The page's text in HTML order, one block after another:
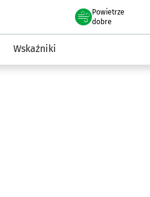
Powietrze
we Wrocławiu
dobre
Wskaźniki